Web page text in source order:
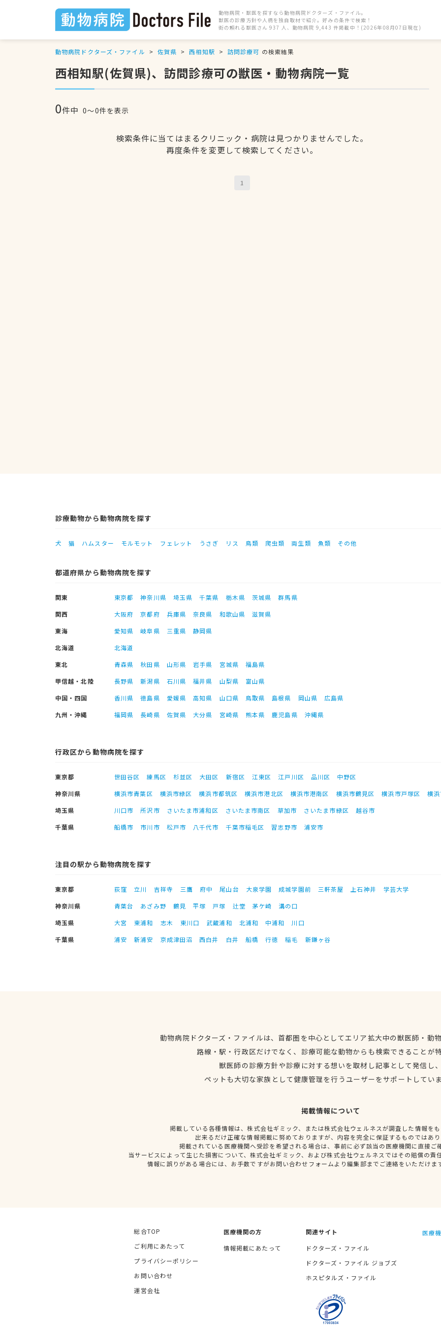
動物病院・獣医を探すなら動物病院ドクターズ・ファイル。
獣医の診療方針や人柄を独自取材で紹介。好みの条件で検索！
街の頼れる獣医さん 937 人、動物病院 9,443 件掲載中！(2026年08月07日現在)
動物病院ドクターズ・ファイル 佐賀県 西相知駅 訪問診療可 の検索結果
西相知駅(佐賀県)、訪問診療可の獣医・動物病院一覧
0件中 0〜0件を表示
検索条件に当てはまるクリニック・病院は見つかりませんでした。
再度条件を変更して検索してください。
1
診療動物から動物病院を探す
犬 猫 ハムスター モルモット フェレット うさぎ リス 鳥類 爬虫類 両生類 魚類 その他
都道府県から動物病院を探す
関東 東京都 神奈川県 埼玉県 千葉県 栃木県 茨城県
群馬県
関西
大阪府 京都府 兵庫県 奈良県 和歌山県
滋賀県
東海
愛知県 岐阜県 三重県
静岡県
北海道
北海道
東北
青森県 秋田県 山形県 岩手県 宮城県
福島県
甲信越・北陸
長野県 新潟県 石川県 福井県 山梨県
富山県
中国・四国
香川県 徳島県 愛媛県 高知県 山口県 鳥取県 島根県 岡山県
広島県
九州・沖縄
福岡県 長崎県 佐賀県 大分県 宮崎県 熊本県 鹿児島県 沖縄県
行政区から動物病院を探す
東京都 世田谷区 練馬区 杉並区 大田区 新宿区 江東区 江戸川区 品川区
中野区
神奈川県
横浜市青葉区 横浜市緑区 横浜市都筑区 横浜市港北区 横浜市港南区 横浜市鶴見区 横浜市戸塚区
横
埼玉県
川口市 所沢市 さいたま市浦和区 さいたま市南区 草加市 さいたま市緑区
越谷市
千葉県
船橋市 市川市 松戸市 八千代市 千葉市稲毛区 習志野市 浦安市
注目の駅から動物病院を探す
東京都 荻窪 立川 吉祥寺 三鷹 府中 尾山台 大泉学園 成城学園前 三軒茶屋 上石神井
学芸大学
神奈川県
青葉台 あざみ野 鶴見 平塚 戸塚 辻堂 茅ケ崎
溝の口
埼玉県
大宮 東浦和 志木 東川口 武蔵浦和 北浦和 中浦和
川口
千葉県
浦安 新浦安 京成津田沼 西白井 白井 船橋 行徳 稲毛 新鎌ヶ谷
動物病院ドクターズ・ファイルは、首都圏を中心としてエリア拡大中の獣医師・動
路線・駅・行政区だけでなく、診療可能な動物からも検索できることが
獣医師の診療方針や診療に対する想いを取材し記事として発信し
ペットも大切な家族として健康管理を行うユーザーをサポートしてい
掲載情報について
掲載している各種情報は、株式会社ギミック、または株式会社ウェルネスが調査した情報を
出来るだけ正確な情報掲載に努めておりますが、内容を完全に保証するものではあ
掲載されている医療機関へ受診を希望される場合は、事前に必ず該当の医療機関に直接ご
当サービスによって生じた損害について、株式会社ギミック、および株式会社ウェルネスではその賠償の責
情報に誤りがある場合には、お手数ですがお問い合わせフォームより編集部までご連絡をいただけま
総合TOP
ご利用にあたって
プライバシーポリシー
お問い合わせ
運営会社
医療機関の方
情報掲載にあたって
関連サイト
ドクターズ・ファイル
ドクターズ・ファイル ジョブズ
ホスピタルズ・ファイル
医療